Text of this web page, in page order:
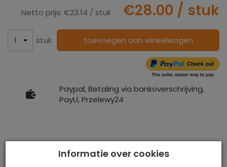
Netto prijs: €23.14 / stuk €28.00 / stuk
stuk toevoegen aan winkelwagen
Paypal, Betaling via bankoverschrijving,
PayU, Przelewy24
Dop van natuurkurkInformatie over cookies